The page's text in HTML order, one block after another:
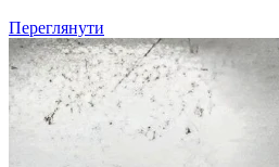
Переглянути